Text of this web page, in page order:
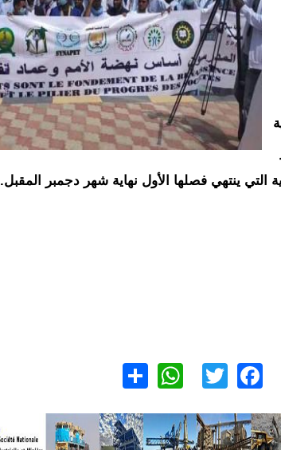
ينتهي فصلها الأول نهاية شهر دجمبر المقبل.
Facebook
Twitter
WhatsApp